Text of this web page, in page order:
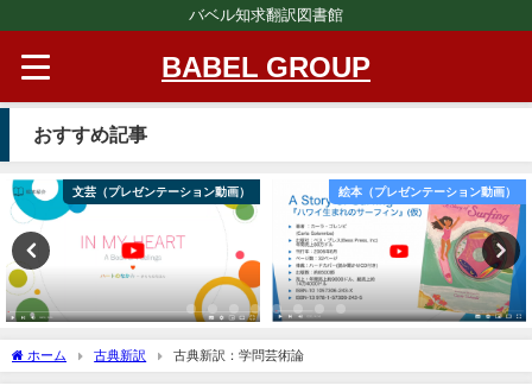
バベル知求翻訳図書館
BABEL GROUP
おすすめ記事
絵本（プレゼンテーション動画） 文芸（プレゼンテーション動画）
ホーム 古典新訳 古典新訳：学問芸術論